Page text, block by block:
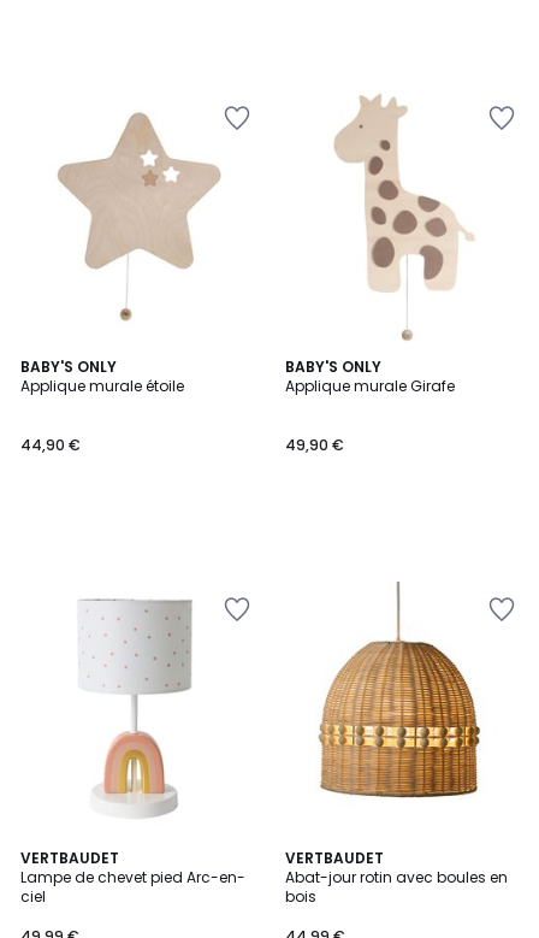
BABY'S ONLY
Applique murale étoile
44,90 €
BABY'S ONLY
Applique murale Girafe
49,90 €
VERTBAUDET
Lampe de chevet pied Arc-en-
ciel
VERTBAUDET
Abat-jour rotin avec boules en
bois